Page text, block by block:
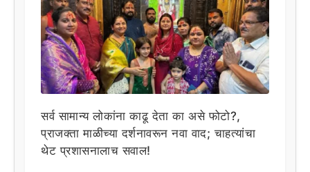
सर्व सामान्य लोकांना काढू देता का असे फोटो?,
प्राजक्ता माळीच्या दर्शनावरून नवा वाद; चाहत्यांचा
थेट प्रशासनालाच सवाल!